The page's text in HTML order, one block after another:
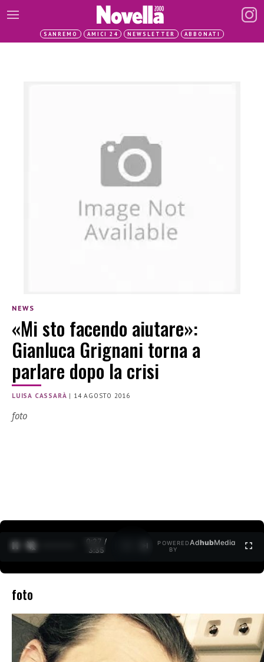
SANREMO AMICI 24 NEWSLETTER ABBONATI
NEWS
«Mi sto facendo aiutare»:
Gianluca Grignani torna a
parlare dopo la crisi
LUISA CASSARÀ | 14 AGOSTO 2016
foto
0:27 /
3:35
POWERED
BY
AdhubMedia
foto